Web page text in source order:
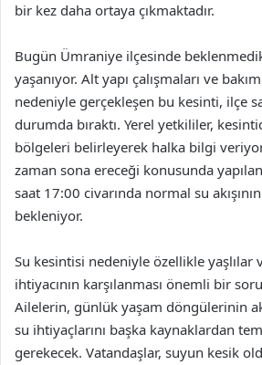
bir kez daha ortaya çıkmaktadır.
Bugün Ümraniye ilçesinde
yaşanıyor. Alt yapı çalışmaları ve
nedeniyle gerçekleşen bu kesinti, ilçe
durumda bıraktı. Yerel yetkililer,
bölgeleri belirleyerek halka bilgi
zaman sona ereceği konusunda
saat 17:00 civarında normal su
bekleniyor.
Su kesintisi nedeniyle özellikle yaşlılar
ihtiyacının karşılanması önemli bir
Ailelerin, günlük yaşam döngülerinin
su ihtiyaçlarını başka kaynaklardan
gerekecek. Vatandaşlar, suyun kesik